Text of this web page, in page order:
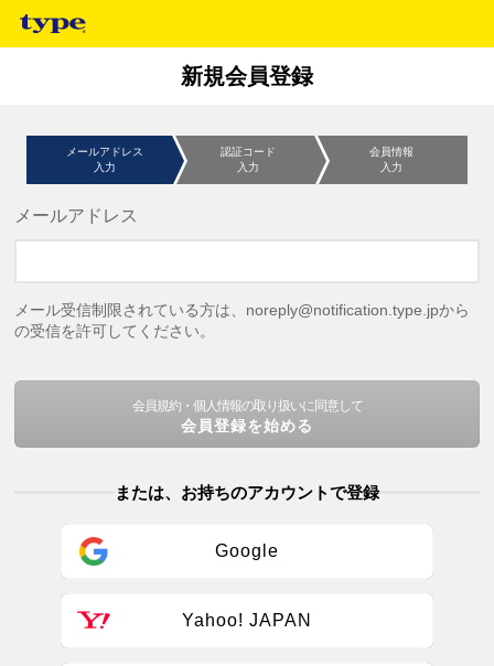
新規会員登録
メールアドレス
入力
認証コード
入力
会員情報
入力
メールアドレス
メール受信制限されている方は、noreply@notification.type.jpから
の受信を許可してください。
会員規約・個人情報の取り扱いに同意して
会員登録を始める
または、お持ちのアカウントで登録
Google
Yahoo! JAPAN